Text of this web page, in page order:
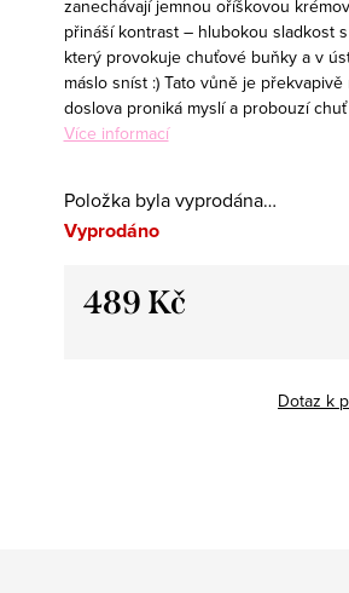
zanechávají jemnou oříškovou
přináší kontrast – hlubokou sladkost
který provokuje chuťové buňky a v
máslo sníst :) Tato vůně je
doslova proniká myslí a probouzí
Více informací
Položka byla vyprodána…
Vyprodáno
489 Kč
Dotaz k